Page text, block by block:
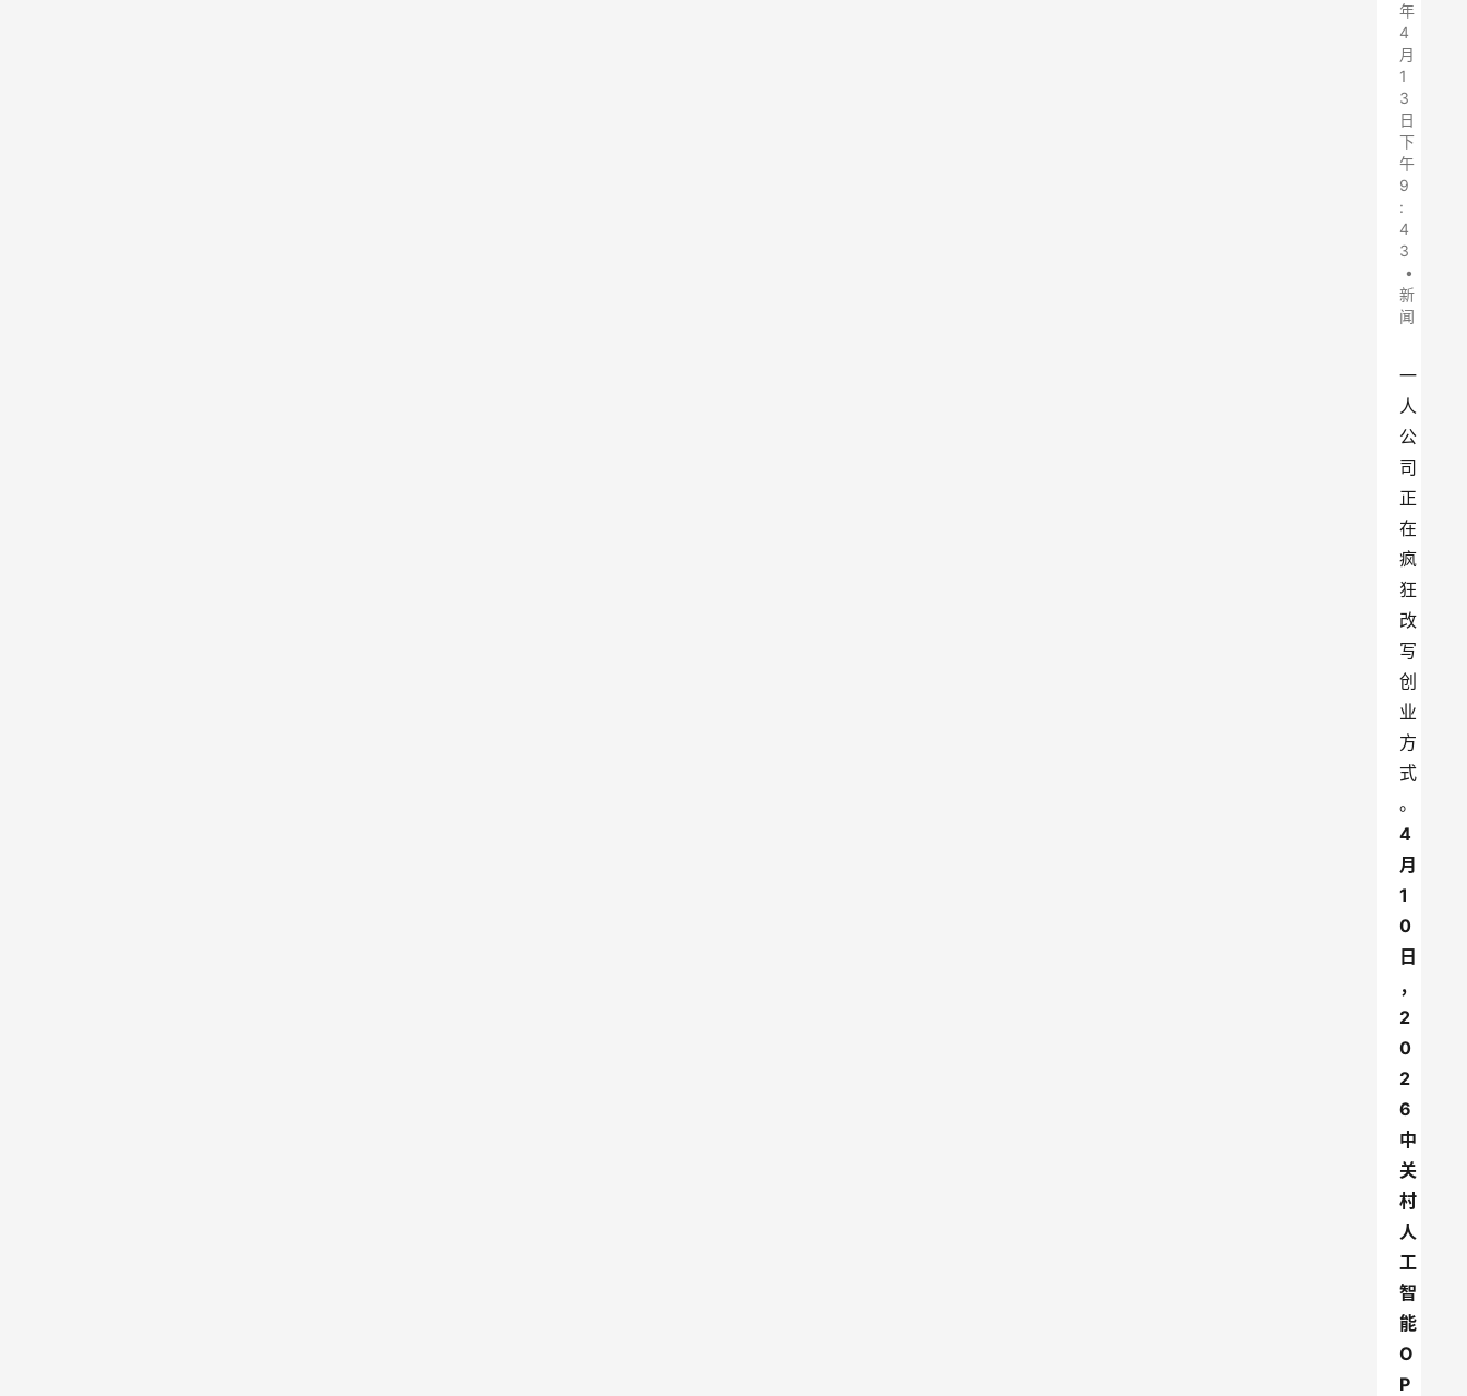
年
4
月
1
3
日
下
午
9
:
4
3
•
新
闻
一
人
公
司
正
在
疯
狂
改
写
创
业
方
式
。
4
月
1
0
日
，
2
0
2
6
中
关
村
人
工
智
能
O
P